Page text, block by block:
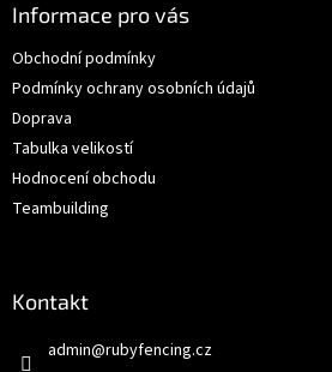
Informace pro vás
Obchodní podmínky
Podmínky ochrany osobních údajů
Doprava
Tabulka velikostí
Hodnocení obchodu
Teambuilding
Kontakt
admin@rubyfencing.cz